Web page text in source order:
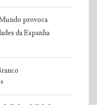
provoca
da Espanha